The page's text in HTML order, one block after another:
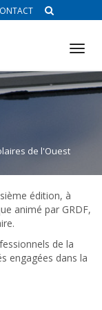
de l'Ouest
édition, à
animé par GRDF,
de la
engagées dans la